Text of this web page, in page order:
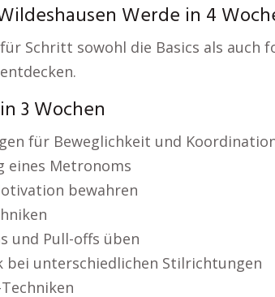
Werde in 4
Schritt sowohl die Basics als auch
3 Wochen
für Beweglichkeit und
eines Metronoms
bewahren
und Pull-offs üben
bei unterschiedlichen Stilrichtungen